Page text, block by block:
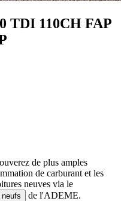
TDI 110CH FAP
de plus amples
de carburant et les
neuves via le
de l'ADEME.